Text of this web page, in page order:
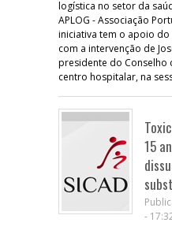
logística no setor da
APLOG - Associação
iniciativa tem o apoio do
com a intervenção de
presidente do Conselho
centro hospitalar, na
15
-